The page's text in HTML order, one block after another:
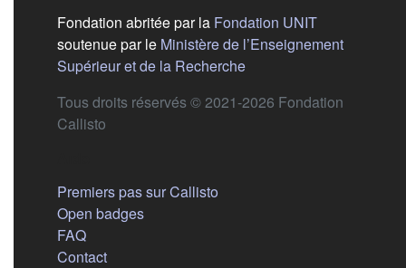
Fondation abritée par la Fondation UNIT(s'ouvre
soutenue par le Ministère de l’Enseignement
Supérieur et de la Recherche(s'ouvre dans un nouvel
Tous droits réservés © 2021-2026 Fondation
Callisto
Premiers pas sur Callisto
Open badges
FAQ
Contact